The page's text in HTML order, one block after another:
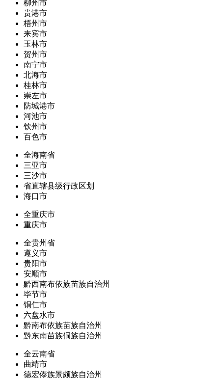
柳州市
贵港市
梧州市
来宾市
玉林市
贺州市
南宁市
北海市
桂林市
崇左市
防城港市
河池市
钦州市
百色市
全海南省
三亚市
三沙市
省直辖县级行政区划
海口市
全重庆市
重庆市
全贵州省
遵义市
贵阳市
安顺市
黔西南布依族苗族自治州
毕节市
铜仁市
六盘水市
黔南布依族苗族自治州
黔东南苗族侗族自治州
全云南省
曲靖市
德宏傣族景颇族自治州